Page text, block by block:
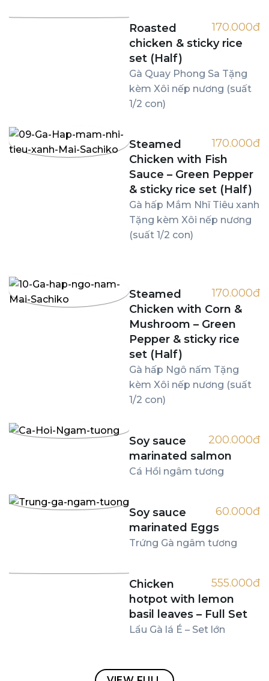
170.000đ
Roasted
chicken & sticky rice
set (Half)
Gà Quay Phong Sa Tặng
kèm Xôi nếp nương (suất
1/2 con)
170.000đ
Steamed
Chicken with Fish
Sauce – Green Pepper
& sticky rice set (Half)
Gà hấp Mắm Nhĩ Tiêu xanh
Tặng kèm Xôi nếp nương
(suất 1/2 con)
170.000đ
Steamed
Chicken with Corn &
Mushroom – Green
Pepper & sticky rice
set (Half)
Gà hấp Ngô nấm Tặng
kèm Xôi nếp nương (suất
1/2 con)
200.000đ
Soy sauce
marinated salmon
Cá Hồi ngâm tương
60.000đ
Soy sauce
marinated Eggs
Trứng Gà ngâm tương
555.000đ
Chicken
hotpot with lemon
basil leaves – Full Set
Lẩu Gà lá É – Set lớn